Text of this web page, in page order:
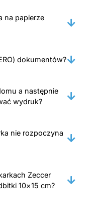
na papierze
dokumentów?
a następnie
wydruk?
nie rozpoczyna
Zeccer
10×15 cm?